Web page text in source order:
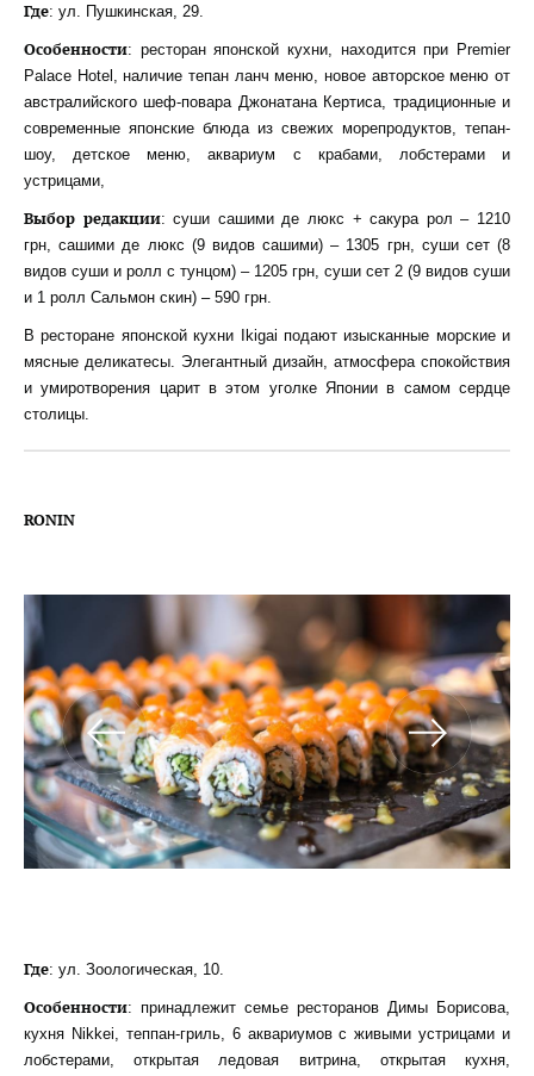
Где: ул. Пушкинская, 29.
Особенности: ресторан японской кухни, находится при Premier
Palace Hotel, наличие тепан ланч меню, новое авторское меню от
австралийского шеф-повара Джонатана Кертиса, традиционные и
современные японские блюда из свежих морепродуктов, тепан-
шоу, детское меню, аквариум с крабами, лобстерами и
устрицами,
Выбор редакции: суши сашими де люкс + сакура рол – 1210
грн, сашими де люкс (9 видов сашими) – 1305 грн, суши сет (8
видов суши и ролл с тунцом) – 1205 грн, суши сет 2 (9 видов суши
и 1 ролл Сальмон скин) – 590 грн.
В ресторане японской кухни Ikigai подают изысканные морские и
мясные деликатесы. Элегантный дизайн, атмосфера спокойствия
и умиротворения царит в этом уголке Японии в самом сердце
столицы.
RONIN
Где: ул. Зоологическая, 10.
Особенности: принадлежит семье ресторанов Димы Борисова,
кухня Nikkei, теппан-гриль, 6 аквариумов с живыми устрицами и
лобстерами, открытая ледовая витрина, открытая кухня,